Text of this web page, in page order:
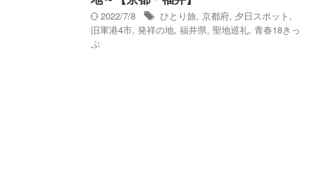
2022/7/8 ひとり旅, 京都府, 夕日スポット ,
旧軍港4市, 発祥の地, 福井県, 聖地巡礼, 青春18きっ
ぷ